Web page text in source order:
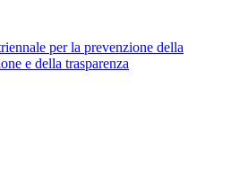
per la prevenzione della
e della trasparenza